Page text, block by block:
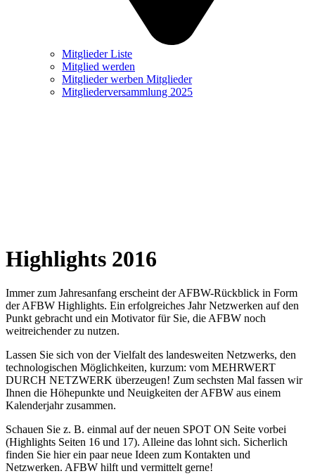
Mitglieder Liste
Mitglied werden
Mitglieder werben Mitglieder
Mitgliederversammlung 2025
Highlights 2016
Immer zum Jahresanfang erscheint der AFBW-Rückblick in Form
der AFBW Highlights. Ein erfolgreiches Jahr Netzwerken auf den
Punkt gebracht und ein Motivator für Sie, die AFBW noch
weitreichender zu nutzen.
Lassen Sie sich von der Vielfalt des landesweiten Netzwerks, den
technologischen Möglichkeiten, kurzum: vom MEHRWERT
DURCH NETZWERK überzeugen! Zum sechsten Mal fassen wir
Ihnen die Höhepunkte und Neuigkeiten der AFBW aus einem
Kalenderjahr zusammen.
Schauen Sie z. B. einmal auf der neuen SPOT ON Seite vorbei
(Highlights Seiten 16 und 17). Alleine das lohnt sich. Sicherlich
finden Sie hier ein paar neue Ideen zum Kontakten und
Netzwerken. AFBW hilft und vermittelt gerne!